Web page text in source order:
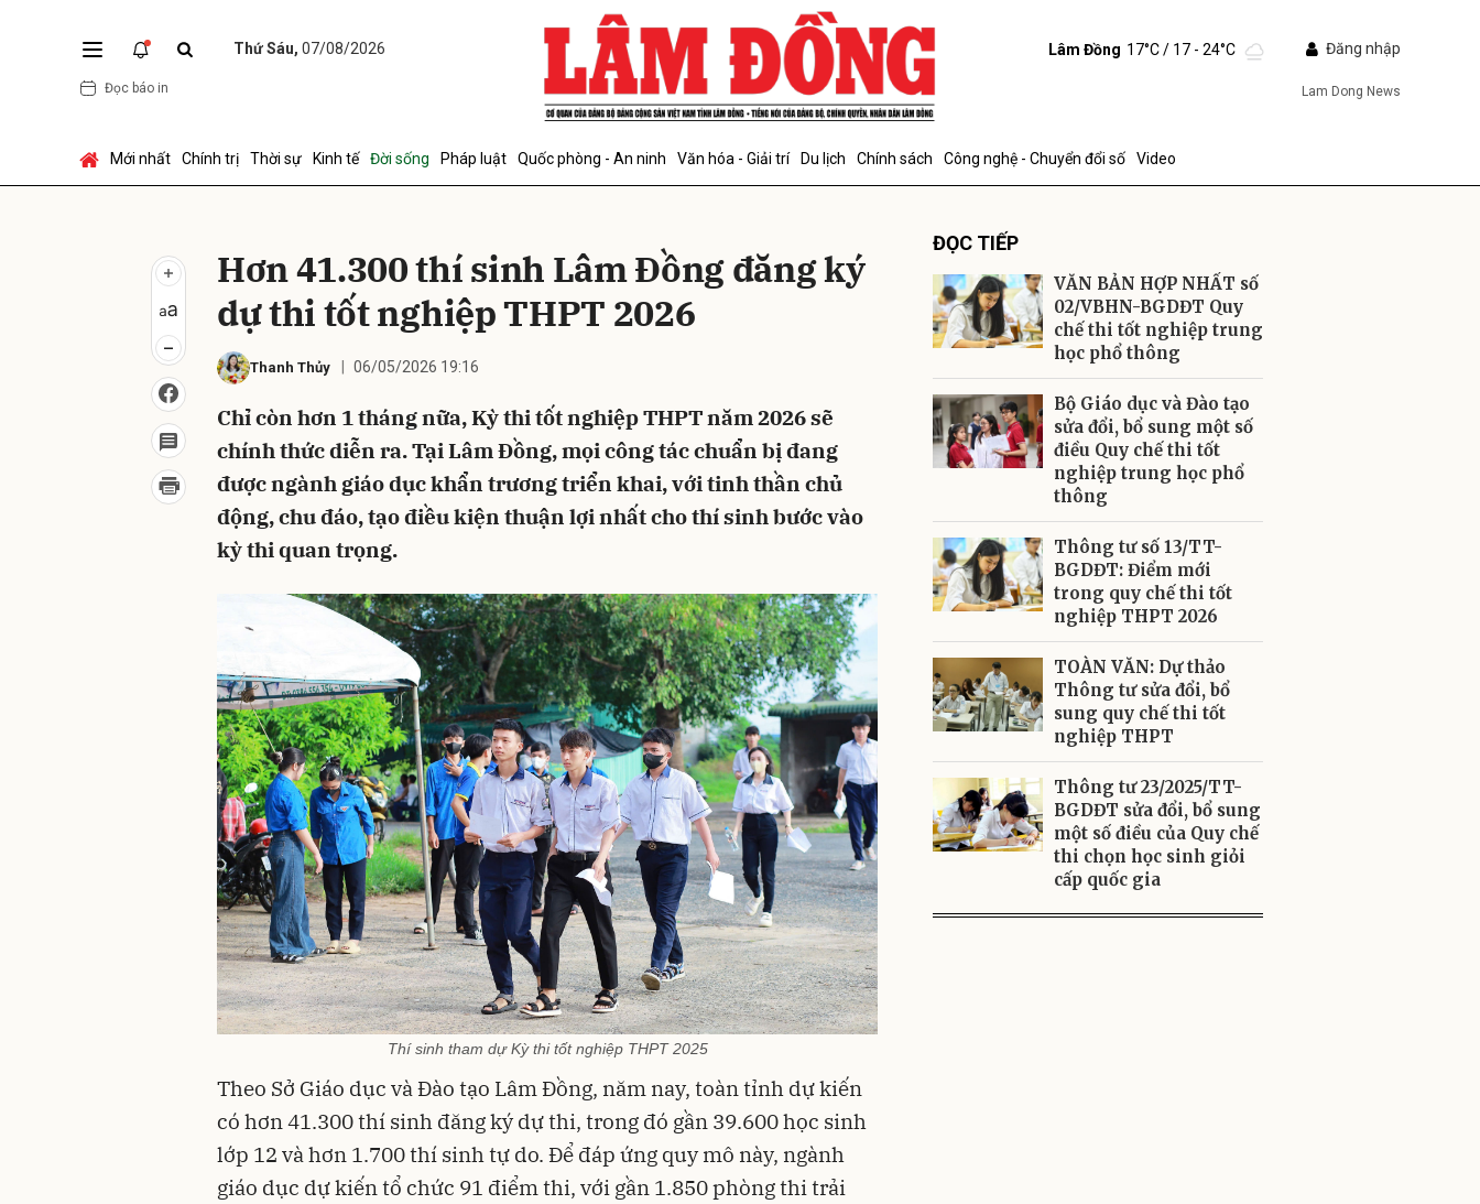
Thứ Sáu, 07/08/2026
Đọc báo in
Lâm Đồng 17°C/ 17 - 24°C Đăng nhập
Lam Dong News
Mới nhất Chính trị Thời sự Kinh tế Đời sống Pháp luật Quốc phòng - An ninh Văn hóa - Giải trí Du lịch Chính sách Công nghệ - Chuyển đổi số Video
Hơn 41.300 thí sinh Lâm Đồng đăng ký
dự thi tốt nghiệp THPT 2026
Thanh Thủy 06/05/2026 19:16
Chỉ còn hơn 1 tháng nữa, Kỳ thi tốt nghiệp THPT năm 2026 sẽ
chính thức diễn ra. Tại Lâm Đồng, mọi công tác chuẩn bị đang
được ngành giáo dục khẩn trương triển khai, với tinh thần chủ
động, chu đáo, tạo điều kiện thuận lợi nhất cho thí sinh bước vào
kỳ thi quan trọng.
Thí sinh tham dự Kỳ thi tốt nghiệp THPT 2025
Theo Sở Giáo dục và Đào tạo Lâm Đồng, năm nay, toàn tỉnh dự kiến
có hơn 41.300 thí sinh đăng ký dự thi, trong đó gần 39.600 học sinh
lớp 12 và hơn 1.700 thí sinh tự do. Để đáp ứng quy mô này, ngành
giáo dục dự kiến tổ chức 91 điểm thi, với gần 1.850 phòng thi trải
ĐỌC TIẾP
VĂN BẢN HỢP NHẤT số
02/VBHN-BGDĐT Quy
chế thi tốt nghiệp trung
học phổ thông
Bộ Giáo dục và Đào tạo
sửa đổi, bổ sung một số
điều Quy chế thi tốt
nghiệp trung học phổ
thông
Thông tư số 13/TT-
BGDĐT: Điểm mới
trong quy chế thi tốt
nghiệp THPT 2026
TOÀN VĂN: Dự thảo
Thông tư sửa đổi, bổ
sung quy chế thi tốt
nghiệp THPT
Thông tư 23/2025/TT-
BGDĐT sửa đổi, bổ sung
một số điều của Quy chế
thi chọn học sinh giỏi
cấp quốc gia
Gửi bình luận